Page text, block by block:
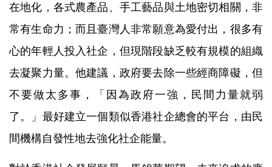
在地化，各式農產品、手工藝品與土地密切相關，非
常有生命力；而且臺灣人非常願意為愛付出，很多有
心的年輕人投入社企，但現階段缺乏較有規模的組織
去凝聚力量。他建議，政府要去除一些經商障礙，但
不要做太多事，「因為政府一強，民間力量就弱
了。」最好建立一個類似香港社企總會的平台，由民
間機構自發性地去強化社企能量。